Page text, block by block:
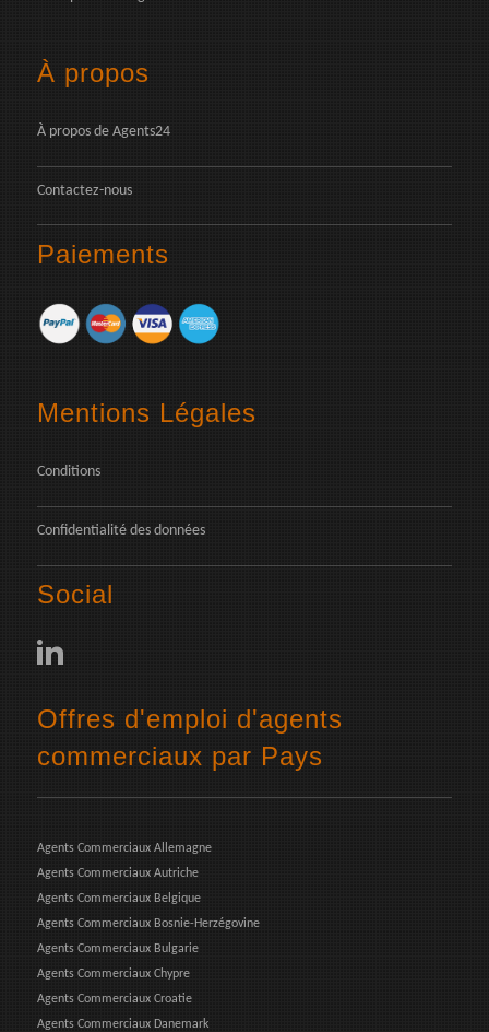
À propos
À propos de Agents24
Contactez-nous
Paiements
Mentions Légales
Conditions
Confidentialité des données
Social
Offres d'emploi d'agents
commerciaux par Pays
Agents Commerciaux Allemagne
Agents Commerciaux Autriche
Agents Commerciaux Belgique
Agents Commerciaux Bosnie-Herzégovine
Agents Commerciaux Bulgarie
Agents Commerciaux Chypre
Agents Commerciaux Croatie
Agents Commerciaux Danemark